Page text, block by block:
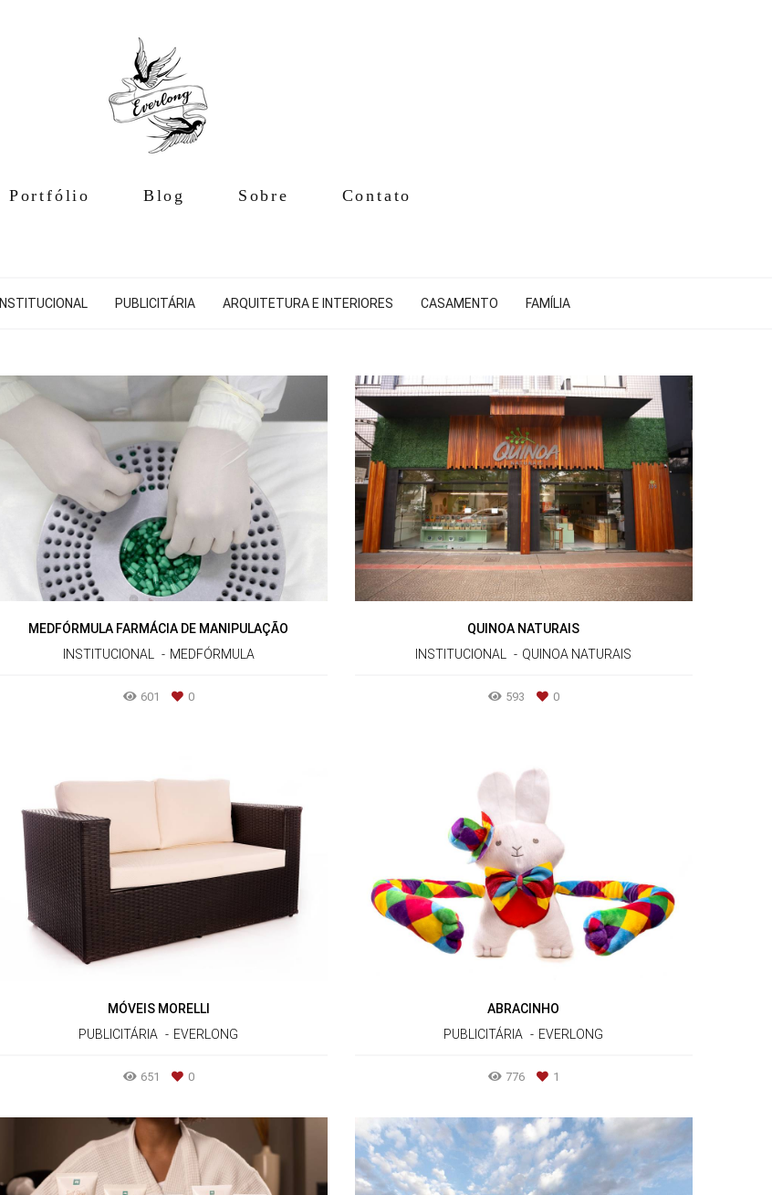
Portfólio Blog Sobre Contato
INSTITUCIONAL PUBLICITÁRIA ARQUITETURA E INTERIORES CASAMENTO FAMÍLIA
MEDFÓRMULA FARMÁCIA DE MANIPULAÇÃO
INSTITUCIONAL
MEDFÓRMULA
601 0
QUINOA NATURAIS
INSTITUCIONAL
QUINOA NATURAIS
593 0
MÓVEIS MORELLI
PUBLICITÁRIA
EVERLONG
651 0
ABRACINHO
PUBLICITÁRIA
EVERLONG
776 1